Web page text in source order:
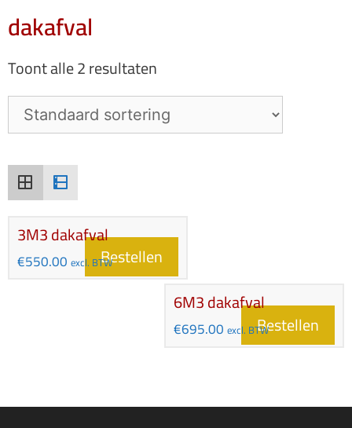
dakafval
Toont alle 2 resultaten
3M3 dakafval
€550.00 excl. BTWBestellen
6M3 dakafval
€695.00 excl. BTWBestellen